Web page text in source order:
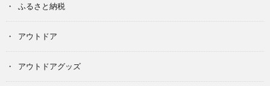
ふるさと納税
アウトドア
アウトドアグッズ